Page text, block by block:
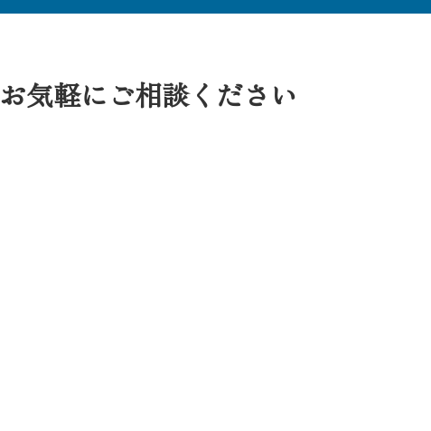
お気軽にご相談ください